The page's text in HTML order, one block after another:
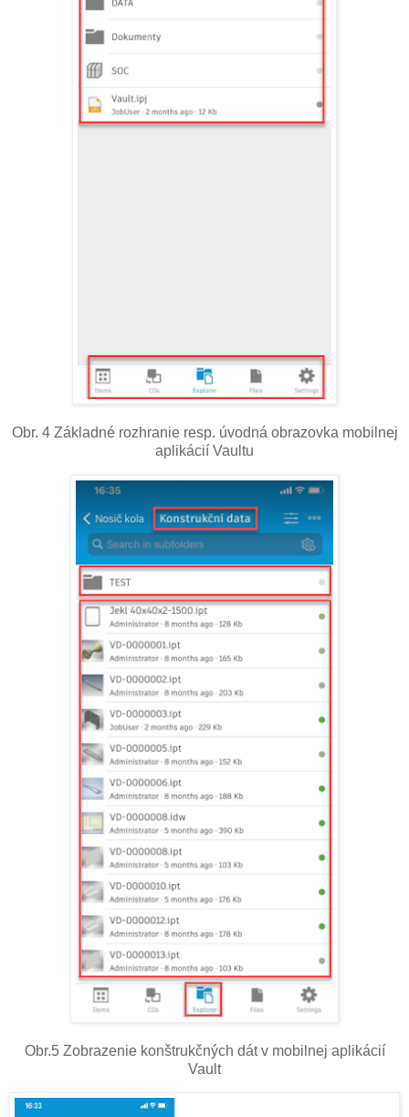
Obr. 4 Základné rozhranie resp. úvodná obrazovka mobilnej
aplikácií Vaultu
Obr.5 Zobrazenie konštrukčných dát v mobilnej aplikácií
Vault